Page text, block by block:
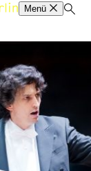
Menü